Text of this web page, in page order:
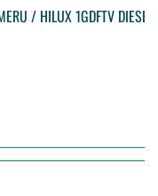
/ HILUX 1GDFTV DIESEL